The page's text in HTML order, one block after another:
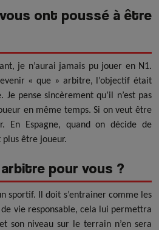
ont poussé à être
je n’aurai jamais pu jouer en N1.
« que » arbitre, l’objectif était
pense sincèrement qu’il n’est pas
en même temps. Si on veut être
En Espagne, quand on décide de
être joueur.
arbitre pour vous ?
sportif. Il doit s’entrainer comme les
vie responsable, cela lui permettra
son niveau sur le terrain n’en sera